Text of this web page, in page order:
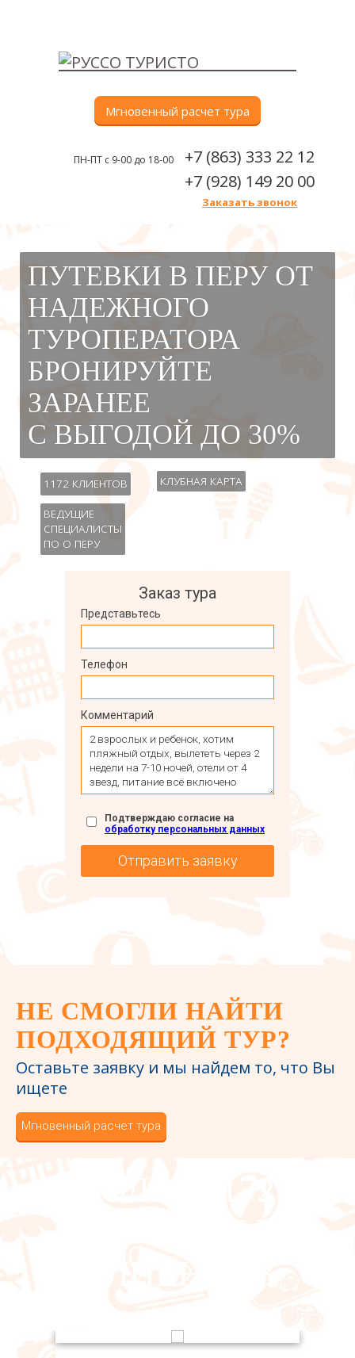
Мгновенный расчет тура
ПН-ПТ с 9-00 до 18-00
+7 (863) 333 22 12
+7 (928) 149 20 00
Заказать звонок
ПУТЕВКИ В ПЕРУ ОТ
НАДЕЖНОГО
ТУРОПЕРАТОРА
БРОНИРУЙТЕ
ЗАРАНЕЕ
С ВЫГОДОЙ ДО 30%
1172 КЛИЕНТОВ КЛУБНАЯ КАРТА
ВЕДУЩИЕ
СПЕЦИАЛИСТЫ
ПО О ПЕРУ
Заказ тура
Представьтесь
Телефон
Комментарий
Подтверждаю согласие на
обработку персональных данных
НЕ СМОГЛИ НАЙТИ
ПОДХОДЯЩИЙ ТУР?
Оставьте заявку и мы найдем то, что Вы
ищете
Мгновенный расчет тура
БОЛЕЕ 1172
ДОВОЛЬНЫХ
КЛИЕНТОВ